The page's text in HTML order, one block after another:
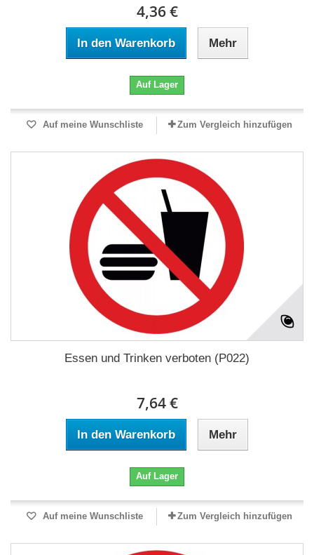
4,36 €
In den Warenkorb Mehr
Auf Lager
Auf meine Wunschliste Zum Vergleich hinzufügen
Essen und Trinken verboten (P022)
7,64 €
In den Warenkorb Mehr
Auf Lager
Auf meine Wunschliste Zum Vergleich hinzufügen